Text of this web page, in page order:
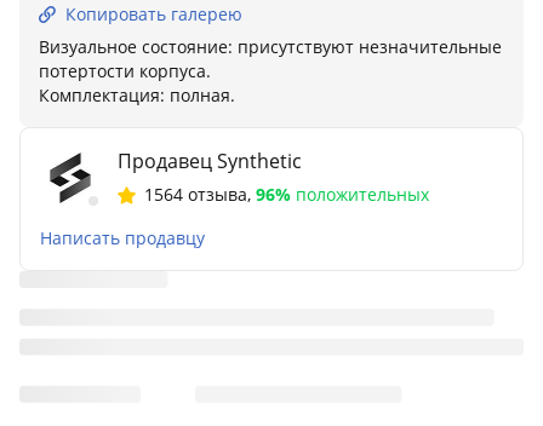
Копировать галерею
Визуальное состояние: присутствуют незначительные
потертости корпуса.
Комплектация: полная.
Продавец Synthetic
1564 отзыва, 96% положительных
Написать продавцу